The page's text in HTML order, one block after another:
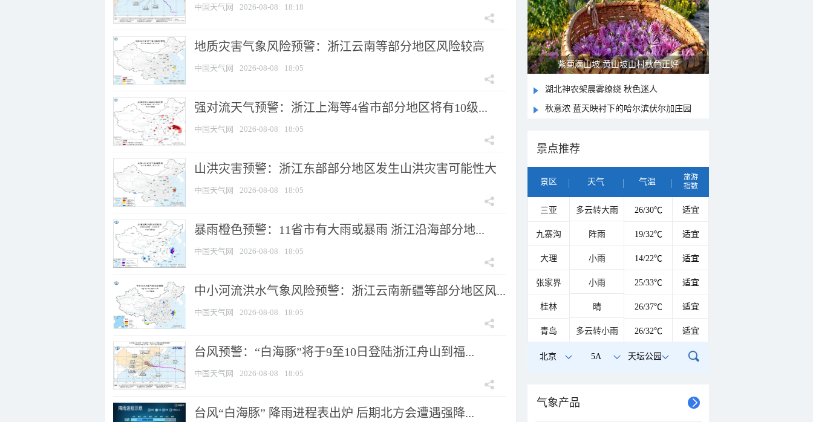
中国天气网 2026-08-08 18:18
地质灾害气象风险预警：浙江云南等部分地区风险较高
中国天气网 2026-08-08 18:05
强对流天气预警：浙江上海等4省市部分地区将有10级...
中国天气网 2026-08-08 18:05
山洪灾害预警：浙江东部部分地区发生山洪灾害可能性大
中国天气网 2026-08-08 18:05
暴雨橙色预警：11省市有大雨或暴雨 浙江沿海部分地...
中国天气网 2026-08-08 18:05
中小河流洪水气象风险预警：浙江云南新疆等部分地区风...
中国天气网 2026-08-08 18:05
台风预警：“白海豚”将于9至10日登陆浙江舟山到福...
中国天气网 2026-08-08 18:05
台风“白海豚” 降雨进程表出炉 后期北方会遭遇强降...
紫菊满山坡 黄山坡山村秋色正好
湖北神农架晨雾缭绕 秋色迷人
秋意浓 蓝天映衬下的哈尔滨伏尔加庄园
景点推荐
景区 天气 气温
旅游
指数
三亚 多云转大雨 26/30℃ 适宜
九寨沟 阵雨 19/32℃ 适宜
大理 小雨 14/22℃ 适宜
张家界 小雨 25/33℃ 适宜
桂林 晴 26/37℃ 适宜
青岛 多云转小雨 26/32℃ 适宜
北京 5A 天坛公园
气象产品